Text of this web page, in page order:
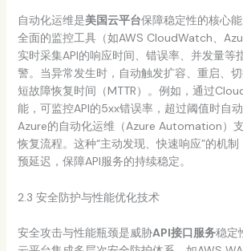
自动化运维是美国云平台保障稳定性的核心
全面的监控工具（如AWS CloudWatch、
实时采集API的响应时间、错误率、并发量等
警。当异常发生时，自动触发扩容、重启、
短故障恢复时间（MTTR）。例如，通过
能，可监控API的5xx错误率，超过阈值时自
Azure的自动化运维（Azure Automation）
恢复流程。这种“主动发现、快速响应”的机
预延迟，保障API服务的持续稳定。
2.3 安全防护与性能优化技术
安全攻击与性能瓶颈是威胁API接口服务稳定